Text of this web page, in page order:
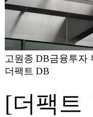
고원종 DB금융투자
더팩트 DB
[더팩트